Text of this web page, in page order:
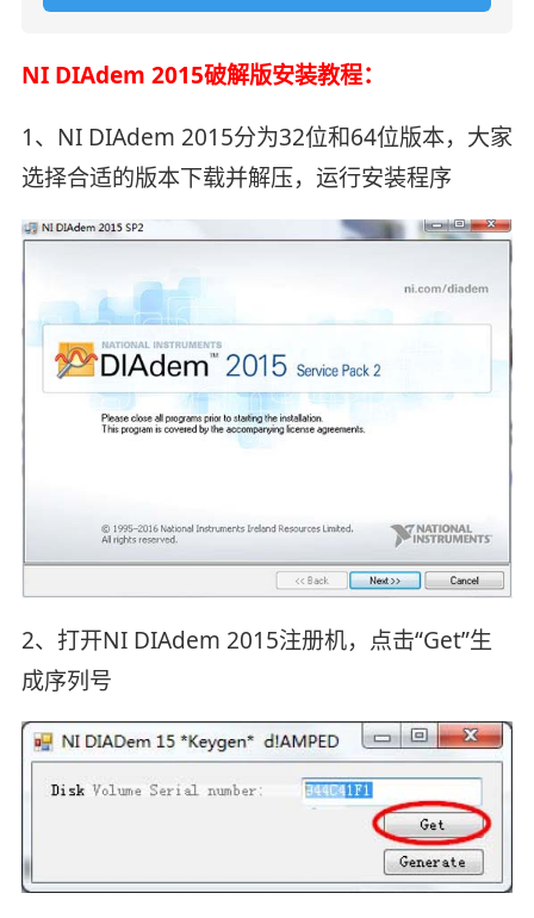
NI DIAdem 2015破解版安装教程：
1、NI DIAdem 2015分为32位和64位版本，大家
选择合适的版本下载并解压，运行安装程序
2、打开NI DIAdem 2015注册机，点击“Get”生
成序列号